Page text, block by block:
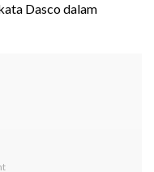
Dasco dalam